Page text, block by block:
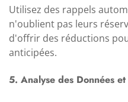
Utilisez des rappels
n'oublient pas leurs
d'offrir des réductions
anticipées.
5. Analyse des Données